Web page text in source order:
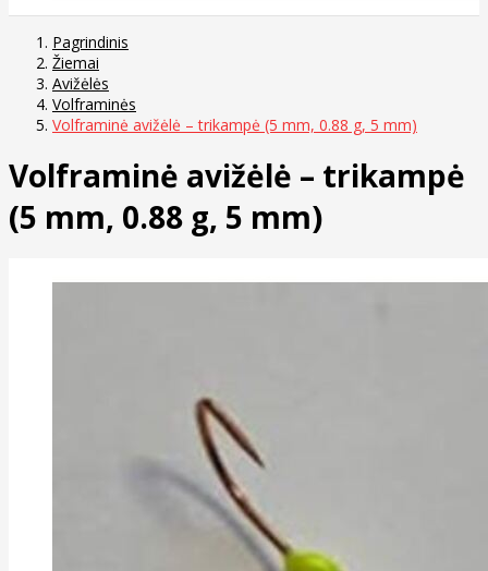
Pagrindinis
Žiemai
Avižėlės
Volframinės
Volframinė avižėlė – trikampė (5 mm, 0.88 g, 5 mm)
Volframinė avižėlė – trikampė
(5 mm, 0.88 g, 5 mm)